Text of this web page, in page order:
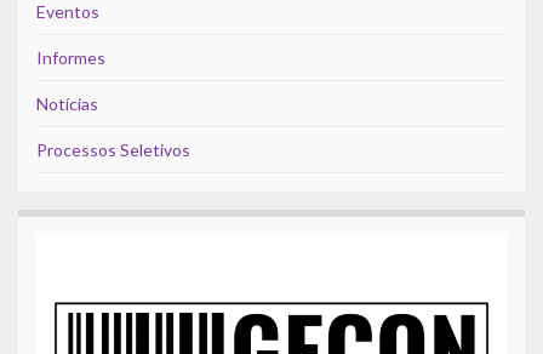
Eventos
Informes
Notícias
Processos Seletivos